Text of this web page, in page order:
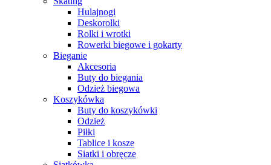
Hulajnogi
Deskorolki
Rolki i wrotki
Rowerki biegowe i gokarty
Bieganie
Akcesoria
Buty do biegania
Odzież biegowa
Koszykówka
Buty do koszykówki
Odzież
Piłki
Tablice i kosze
Siatki i obręcze